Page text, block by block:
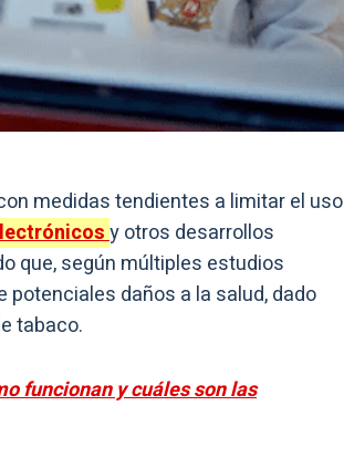
medidas tendientes a limitar el uso
y otros desarrollos
que, según múltiples estudios
daños a la salud, dado
tabaco.
funcionan y cuáles son las